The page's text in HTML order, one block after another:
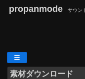
propanmode サウン
素材ダウンロード